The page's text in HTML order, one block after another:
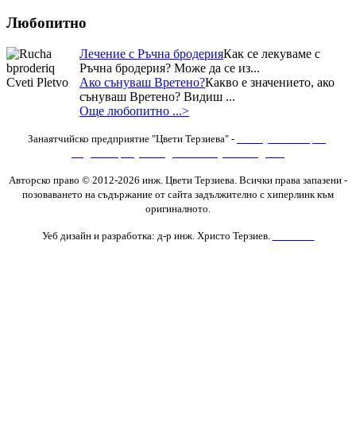
Любопитно
Лечение с Ръчна бродерияКак се лекуваме с
Ръчна бродерия? Може да се из...
Ако сънуваш Вретено?Какво е значението, ако
сънуваш Вретено? Видиш ...
Още любопитно ...>
Занаятчийско предприятие "Цвети Терзиева" -
Авторско право © 2012-2026 инж. Цвети Терзиева. Всички права запазени -
позоваването на съдържание от сайта задължително с хиперлинк към
оригиналното.
Уеб дизайн и разработка: д-р инж. Христо Терзиев.